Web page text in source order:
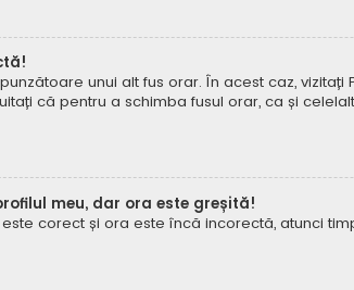
unui alt fus orar. În acest caz,
uitați că pentru a schimba fusul orar, ca și
meu, dar ora este greșită!
corect și ora este încă incorectă, atunci